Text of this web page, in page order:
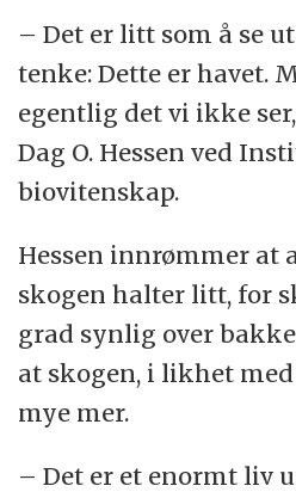
– Det er litt som å se
tenke: Dette er havet.
egentlig det vi ikke
Dag O. Hessen ved
biovitenskap.
Hessen innrømmer at
skogen halter litt, for
grad synlig over
at skogen, i likhet
mye mer.
– Det er et enormt liv